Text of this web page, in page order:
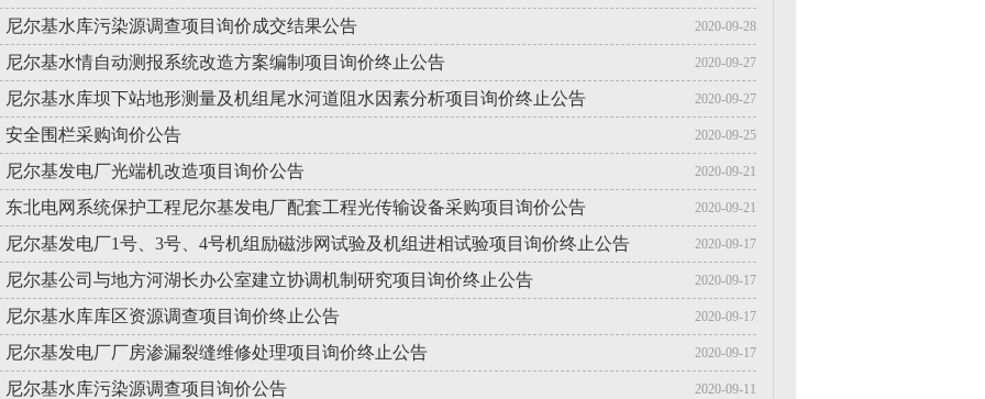
2020-09-28
尼尔基水库污染源调查项目询价成交结果公告
2020-09-27
尼尔基水情自动测报系统改造方案编制项目询价终止公告
2020-09-27
尼尔基水库坝下站地形测量及机组尾水河道阻水因素分析项目询价终止公告
2020-09-25
安全围栏采购询价公告
2020-09-21
尼尔基发电厂光端机改造项目询价公告
2020-09-21
东北电网系统保护工程尼尔基发电厂配套工程光传输设备采购项目询价公告
2020-09-17
尼尔基发电厂1号、3号、4号机组励磁涉网试验及机组进相试验项目询价终止公告
2020-09-17
尼尔基公司与地方河湖长办公室建立协调机制研究项目询价终止公告
2020-09-17
尼尔基水库库区资源调查项目询价终止公告
2020-09-17
尼尔基发电厂厂房渗漏裂缝维修处理项目询价终止公告
2020-09-11
尼尔基水库污染源调查项目询价公告